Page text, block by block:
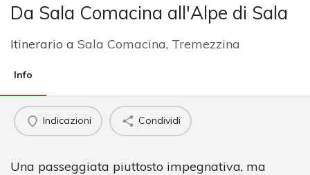
Da Sala Comacina all'Alpe di Sala
Itinerario a Sala Comacina, Tremezzina
Info
Indicazioni Condividi
Una passeggiata piuttosto impegnativa, ma